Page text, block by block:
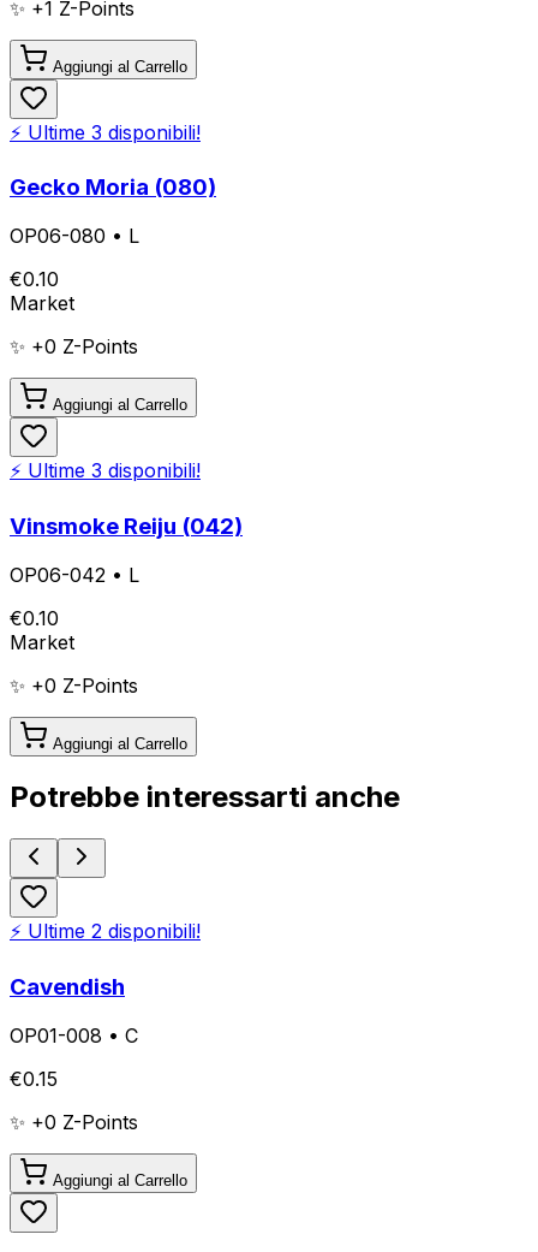
✨ +1 Z-Points
Aggiungi al Carrello
⚡ Ultime 3 disponibili!
Gecko Moria (080)
OP06-080 • L
€0.10
Market
✨ +0 Z-Points
Aggiungi al Carrello
⚡ Ultime 3 disponibili!
Vinsmoke Reiju (042)
OP06-042 • L
€0.10
Market
✨ +0 Z-Points
Aggiungi al Carrello
Potrebbe interessarti anche
⚡ Ultime 2 disponibili!
Cavendish
OP01-008 • C
€0.15
✨ +0 Z-Points
Aggiungi al Carrello